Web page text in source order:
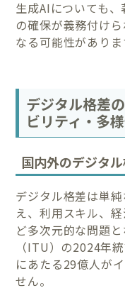
生成AIについても
の確保が義務付け
なる可能性がありま
デジタル格差
ビリティ・多
国内外のデジタ
デジタル格差は単
え、利用スキル、
ど多次元的な問題
（ITU）の2024年
にあたる29億人が
せん。